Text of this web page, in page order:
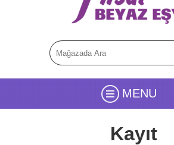
MENU
Kayıt